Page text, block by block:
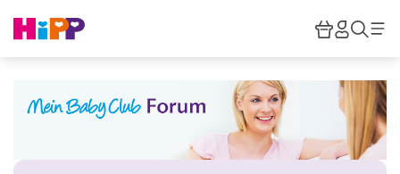
HiPP